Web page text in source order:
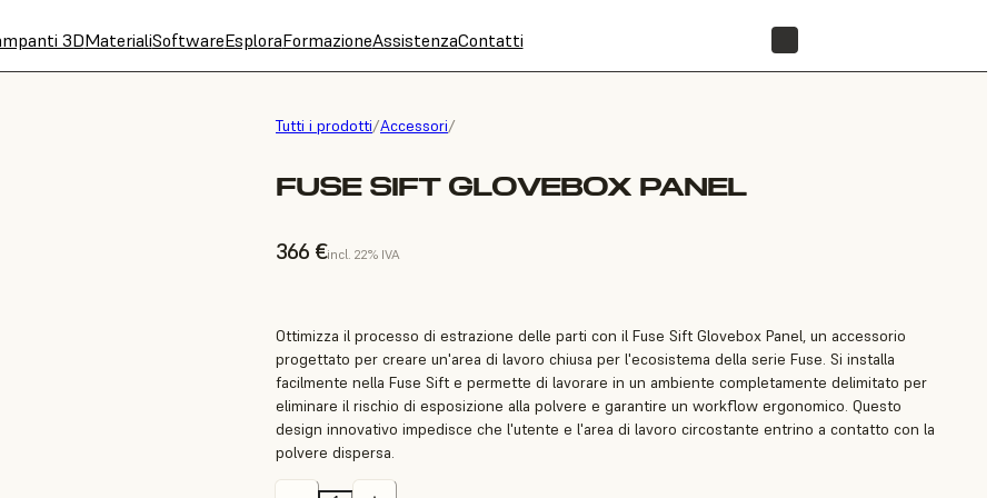
3DMaterialiSoftwareEsploraFormazioneAssistenzaContatti
Tutti i prodotti/Accessori/
FUSE SIFT GLOVEBOX PANEL
366 €incl. 22% IVA
Ottimizza il processo di estrazione delle parti con il Fuse Sift Glovebox Panel, un accessorio
progettato per creare un'area di lavoro chiusa per l'ecosistema della serie Fuse. Si installa
facilmente nella Fuse Sift e permette di lavorare in un ambiente completamente delimitato per
eliminare il rischio di esposizione alla polvere e garantire un workflow ergonomico. Questo
design innovativo impedisce che l'utente e l'area di lavoro circostante entrino a contatto con la
polvere dispersa.